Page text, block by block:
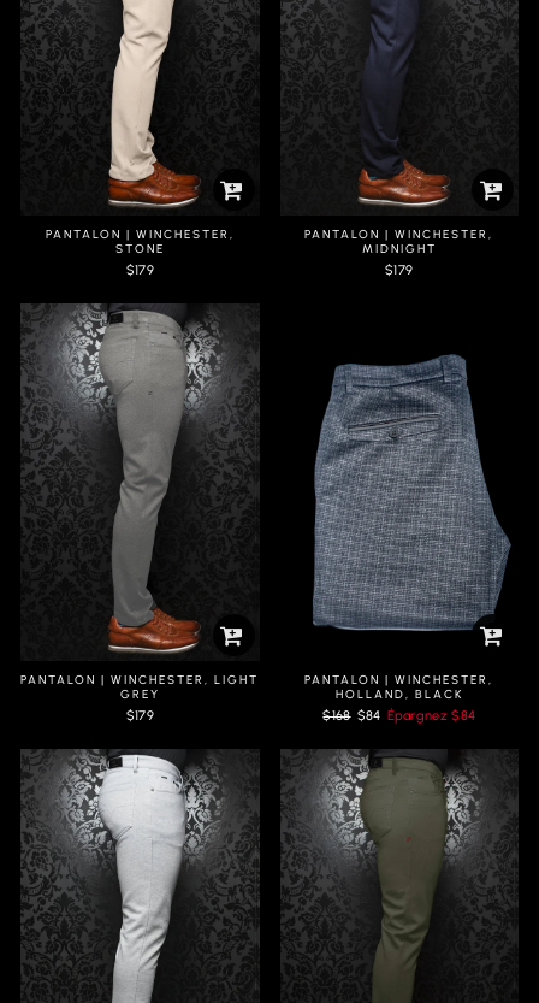
PANTALON | WINCHESTER,
STONE
$179
PANTALON | WINCHESTER,
MIDNIGHT
$179
PANTALON | WINCHESTER, LIGHT
GREY
$179
PANTALON | WINCHESTER,
HOLLAND, BLACK
Prix
$168 Prix
$84 Épargnez$84